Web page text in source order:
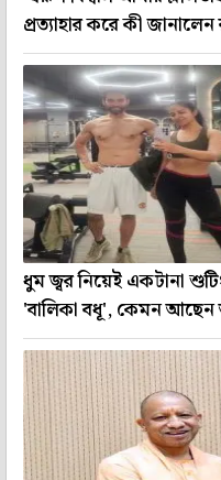
প্রত্যাহার করে কী
ধুম জ্বর নিয়েই একটানা
'বালিকা বধূ', কেমন আছেন